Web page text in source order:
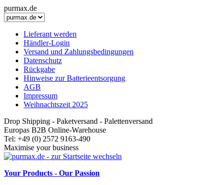
purmax.de
Lieferant werden
Händler-Login
Versand und Zahlungsbedingungen
Datenschutz
Rückgabe
Hinweise zur Batterieentsorgung
AGB
Impressum
Weihnachtszeit 2025
Drop Shipping - Paketversand - Palettenversand
Europas B2B Online-Warehouse
Tel: +49 (0) 2572 9163-490
Maximise your business
Your Products - Our Passion